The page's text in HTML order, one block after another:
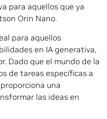
para aquellos que ya
Orin Nano.
para aquellos
en IA generativa,
Dado que el mundo de la
de tareas específicas a
una
las ideas en